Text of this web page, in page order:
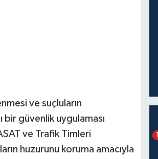
ve suçluların
bir güvenlik uygulaması
ve Trafik Timleri
huzurunu koruma amacıyla
1